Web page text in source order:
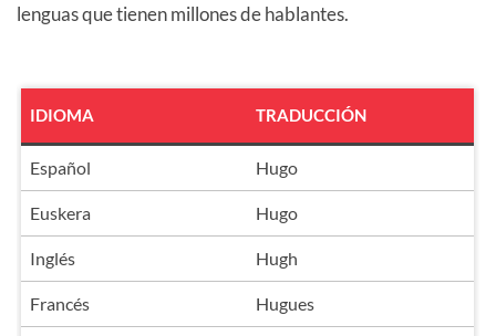
lenguas que tienen millones de hablantes.
IDIOMA TRADUCCIÓN
Español Hugo
Euskera Hugo
Inglés Hugh
Francés Hugues